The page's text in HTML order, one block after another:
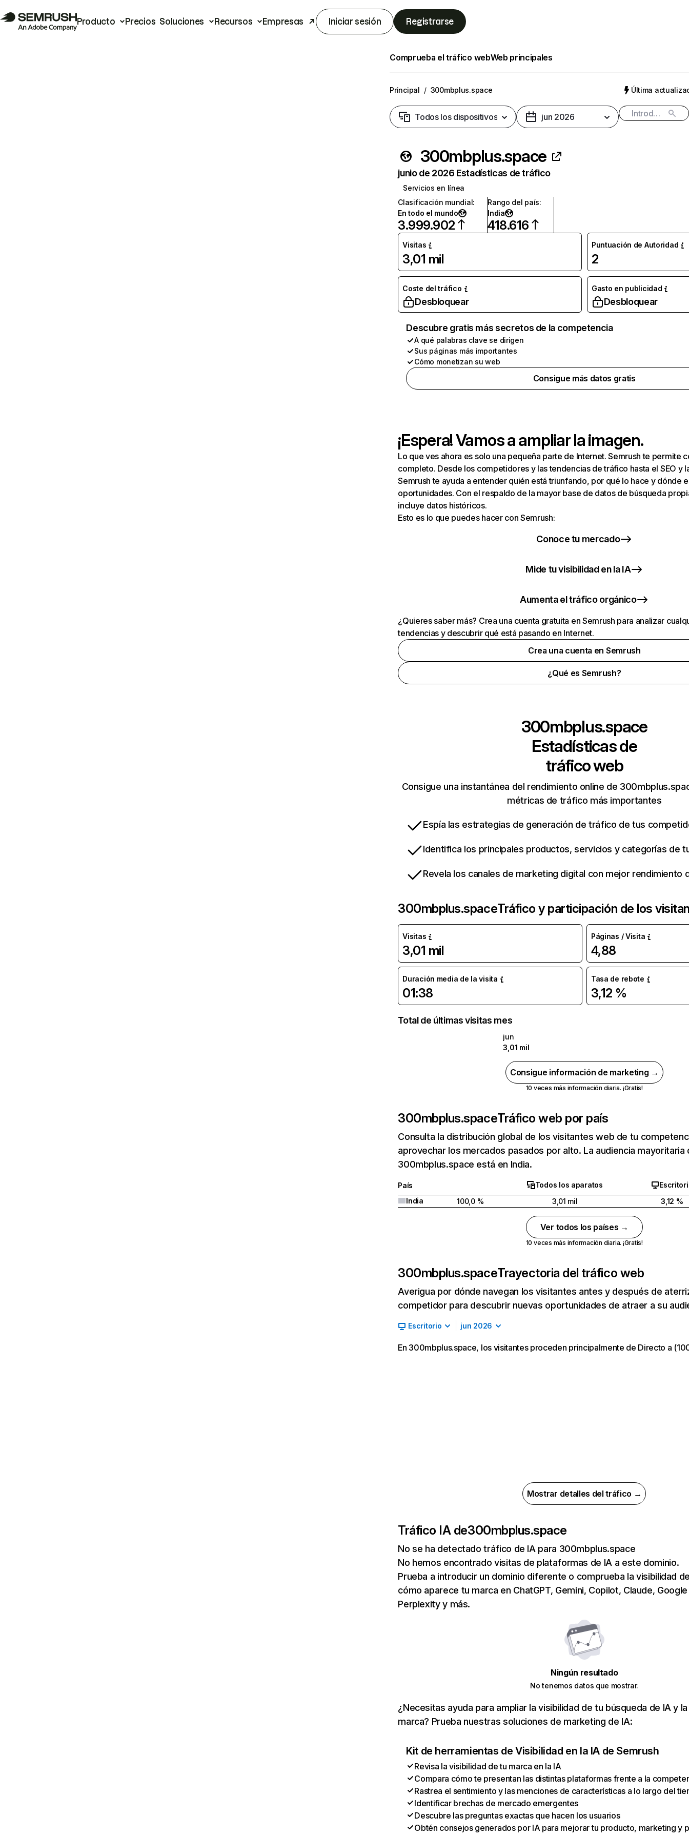
Producto Precios Soluciones Recursos Empresas Iniciar sesión Registrarse
Comprueba el tráfico webWeb principales
Principal / 300mbplus.space Última
Todos los dispositivos jun 2026
300mbplus.space
junio de 2026 Estadísticas de tráfico
Servicios en línea
Clasificación mundial:
En todo el mundo
3.999.902
Rango del país:
India
418.616
Visitas
3,01 mil
Puntuación de Autoridad
2
Coste del tráfico
Desbloquear
Gasto en publicidad
Desbloquear
Descubre gratis más secretos de la competencia
A qué palabras clave se dirigen
Sus páginas más importantes
Cómo monetizan su web
Consigue más datos gratis
¡Espera! Vamos a ampliar la imagen.
Lo que ves ahora es solo una pequeña parte de Internet. Semrush te permite
completo. Desde los competidores y las tendencias de tráfico hasta el SEO y
Semrush te ayuda a entender quién está triunfando, por qué lo hace y dónde
oportunidades. Con el respaldo de la mayor base de datos de búsqueda
incluye datos históricos.
Esto es lo que puedes hacer con Semrush:
Conoce tu mercado
Mide tu visibilidad en la IA
Aumenta el tráfico orgánico
¿Quieres saber más? Crea una cuenta gratuita en Semrush para analizar
tendencias y descubrir qué está pasando en Internet.
Crea una cuenta en Semrush
¿Qué es Semrush?
300mbplus.space
Estadísticas de
tráfico web
Consigue una instantánea del rendimiento online de
métricas de tráfico más importantes
Espía las estrategias de generación de tráfico de tus
Identifica los principales productos, servicios y categorías de
Revela los canales de marketing digital con mejor rendimiento
300mbplus.spaceTráfico y participación de los
Visitas
3,01 mil
Páginas / Visita
4,88
Duración media de la visita
01:38
Tasa de rebote
3,12 %
Total de últimas visitas mes
jun
3,01 mil
Consigue información de marketing →
10 veces más información diaria. ¡Gratis!
300mbplus.spaceTráfico web por país
Consulta la distribución global de los visitantes web de tu
aprovechar los mercados pasados por alto. La audiencia mayoritaria
300mbplus.space está en India.
País Todos los aparatos
India
100,0 % 3,01 mil 3,12 %
Ver todos los países →
10 veces más información diaria. ¡Gratis!
300mbplus.spaceTrayectoria del tráfico web
Averigua por dónde navegan los visitantes antes y después de
competidor para descubrir nuevas oportunidades de atraer a su
Escritorio jun 2026
En 300mbplus.space, los visitantes proceden principalmente de Directo a
Mostrar detalles del tráfico →
Tráfico IA de300mbplus.space
No se ha detectado tráfico de IA para 300mbplus.space
No hemos encontrado visitas de plataformas de IA a este dominio.
Prueba a introducir un dominio diferente o comprueba la visibilidad
cómo aparece tu marca en ChatGPT, Gemini, Copilot, Claude,
Perplexity y más.
Ningún resultado
No tenemos datos que mostrar.
¿Necesitas ayuda para ampliar la visibilidad de tu búsqueda de IA y
marca? Prueba nuestras soluciones de marketing de IA:
Kit de herramientas de Visibilidad en la IA de Semrush
Revisa la visibilidad de tu marca en la IA
Compara cómo te presentan las distintas plataformas frente a la
Rastrea el sentimiento y las menciones de características a lo largo del
Identificar brechas de mercado emergentes
Descubre las preguntas exactas que hacen los usuarios
Obtén consejos generados por IA para mejorar tu producto, marketing y